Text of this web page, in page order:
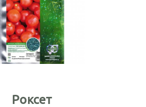
Роксет